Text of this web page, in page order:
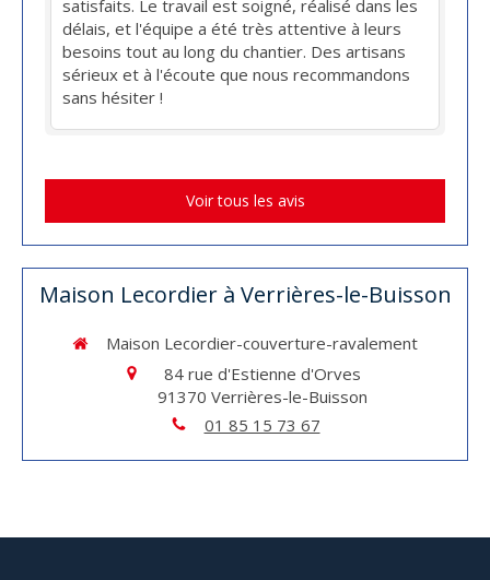
satisfaits. Le travail est soigné, réalisé dans les
délais, et l'équipe a été très attentive à leurs
besoins tout au long du chantier. Des artisans
sérieux et à l'écoute que nous recommandons
sans hésiter !
Voir tous les avis
Maison Lecordier à Verrières-le-Buisson
Maison Lecordier-couverture-ravalement
84 rue d'Estienne d'Orves
91370 Verrières-le-Buisson
01 85 15 73 67